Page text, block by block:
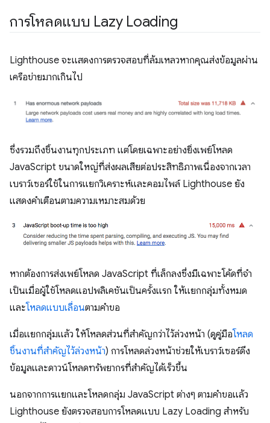
การโหลดแบบ Lazy Loading
Lighthouse จะแสดงการตรวจสอบที่ล้มเหลวหากคุณส่งข้อมูลผ่าน
เครือข่ายมากเกินไป
ซึ่งรวมถึงชิ้นงานทุกประเภท แต่โดยเฉพาะอย่างยิ่งเพย์โหลด
JavaScript ขนาดใหญ่ที่ส่งผลเสียต่อประสิทธิภาพเนื่องจากเวลา
เบราว์เซอร์ใช้ในการแยกวิเคราะห์และคอมไพล์ Lighthouse ยัง
แสดงคำเตือนตามความเหมาะสมด้วย
หากต้องการส่งเพย์โหลด JavaScript ที่เล็กลงซึ่งมีเฉพาะโค้ดที่จํา
เป็นเมื่อผู้ใช้โหลดแอปพลิเคชันเป็นครั้งแรก ให้แยกกลุ่มทั้งหมด
และโหลดแบบเลื่อนตามคําขอ
เมื่อแยกกลุ่มแล้ว ให้โหลดส่วนที่สำคัญกว่าไว้ล่วงหน้า (ดูคู่มือโหลด
ชิ้นงานที่สำคัญไว้ล่วงหน้า) การโหลดล่วงหน้าช่วยให้เบราว์เซอร์ดึง
ข้อมูลและดาวน์โหลดทรัพยากรที่สำคัญได้เร็วขึ้น
นอกจากการแยกและโหลดกลุ่ม JavaScript ต่างๆ ตามคําขอแล้ว
Lighthouse ยังตรวจสอบการโหลดแบบ Lazy Loading สําหรับ